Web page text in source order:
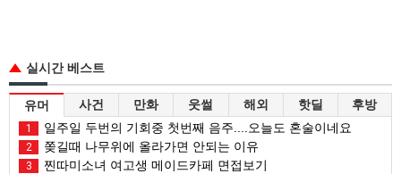
실시간 베스트
유머 사건 만화 웃썰 해외 핫딜 후방
1 일주일 두번의 기회중 첫번째 음주....오늘도 혼술이네요
2 쫒길때 나무위에 올라가면 안되는 이유
3 찐따미소녀 여고생 메이드카페 면접보기